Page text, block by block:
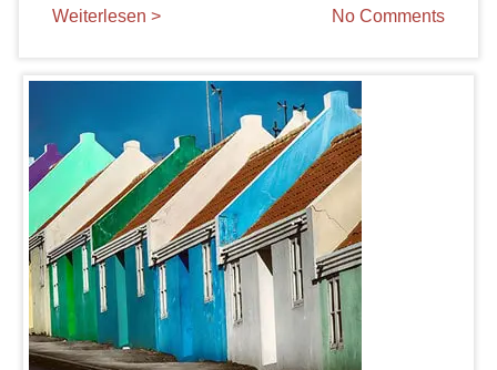
Weiterlesen > No Comments